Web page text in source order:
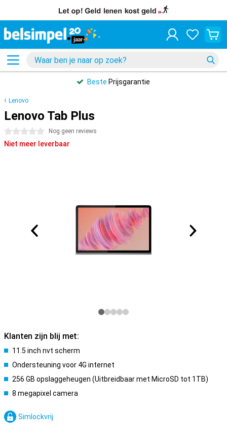
Beste Prijsgarantie
Lenovo
Lenovo Tab Plus
0 sterren Nog geen reviews
Niet meer leverbaar
Klanten zijn blij met:
11.5 inch nvt scherm
Ondersteuning voor 4G internet
256 GB opslaggeheugen (Uitbreidbaar met MicroSD tot 1TB)
8 megapixel camera
Simlockvrij